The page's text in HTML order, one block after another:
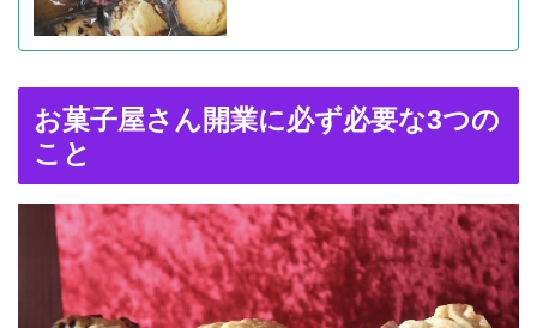
お菓子屋さん開業に必ず必要な3つの
こと